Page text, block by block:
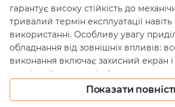
гарантує високу стійкість до
тривалий термін експлуатації
використанні. Особливу увагу
обладнання від зовнішніх впливів:
виконання включає захисний екран
магнітний чохол, які ефективно
пристрій і кабель від вологи, пилу,
випромінювання та перепадів
Показати